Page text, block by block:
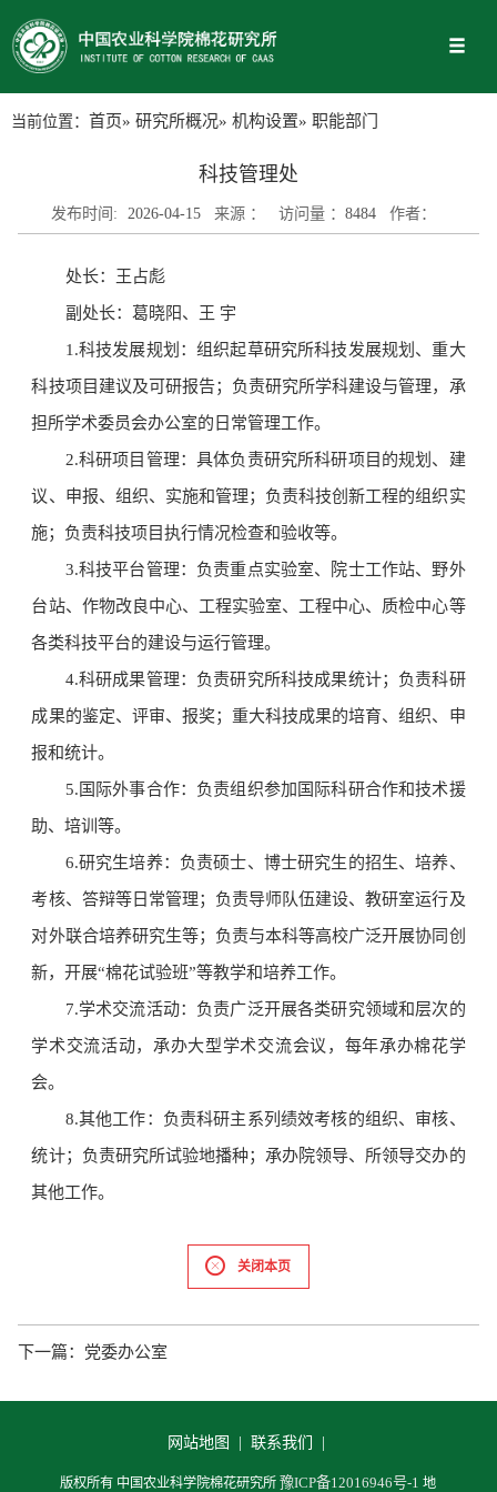
当前位置： 首页» 研究所概况» 机构设置» 职能部门
科技管理处
发布时间: 2026-04-15 来源 ： 访问量 ：8484 作者：
处长：王占彪
副处长： 葛晓阳、 王 宇
1.科技发展规划：组织起草研究所科技发展规划、重大
科技项目建议及可研报告；负责研究所学科建设与管理，承
担所学术委员会办公室的日常管理工作。
2.科研项目管理：具体负责研究所科研项目的规划、建
议、申报、组织、实施和管理；负责科技创新工程的组织实
施；负责科技项目执行情况检查和验收等。
3.科技平台管理：负责重点实验室、院士工作站、野外
台站、作物改良中心、工程实验室、工程中心、质检中心等
各类科技平台的建设与运行管理。
4.科研成果管理：负责研究所科技成果统计；负责科研
成果的鉴定、评审、报奖；重大科技成果的培育、组织、申
报和统计。
5.国际外事合作：负责组织参加国际科研合作和技术援
助、培训等。
6.研究生培养：负责硕士、博士研究生的招生、培养、
考核、答辩等日常管理；负责导师队伍建设、教研室运行及
对外联合培养研究生等；负责与本科等高校广泛开展协同创
新，开展“棉花试验班”等教学和培养工作。
7.学术交流活动：负责广泛开展各类研究领域和层次的
学术交流活动，承办大型学术交流会议，每年承办棉花学
会。
8.其他工作：负责科研主系列绩效考核的组织、审核、
统计；负责研究所试验地播种；承办院领导、所领导交办的
其他工作。
关闭本页
下一篇： 党委办公室
网站地图 | 联系我们 |
版权所有 中国农业科学院棉花研究所豫ICP备12016946号-1 地